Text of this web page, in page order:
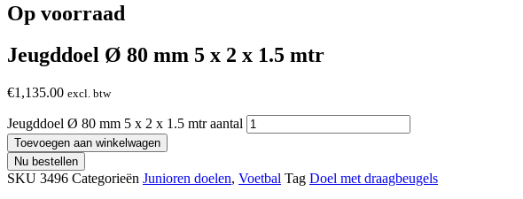
Op voorraad
Jeugddoel Ø 80 mm 5 x 2 x 1.5 mtr
€1,135.00 excl. btw
Jeugddoel Ø 80 mm 5 x 2 x 1.5 mtr aantal
Toevoegen aan winkelwagen
Nu bestellen
SKU 3496 Categorieën Junioren doelen, Voetbal Tag Doel met draagbeugels